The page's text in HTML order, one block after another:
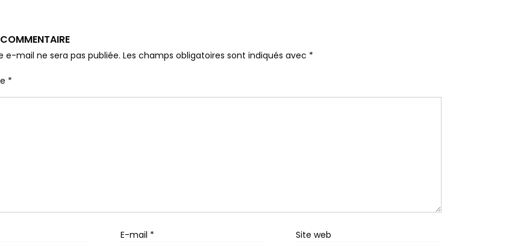
e-mail ne sera pas publiée. Les champs obligatoires sont indiqués avec *
*
E-mail * Site web